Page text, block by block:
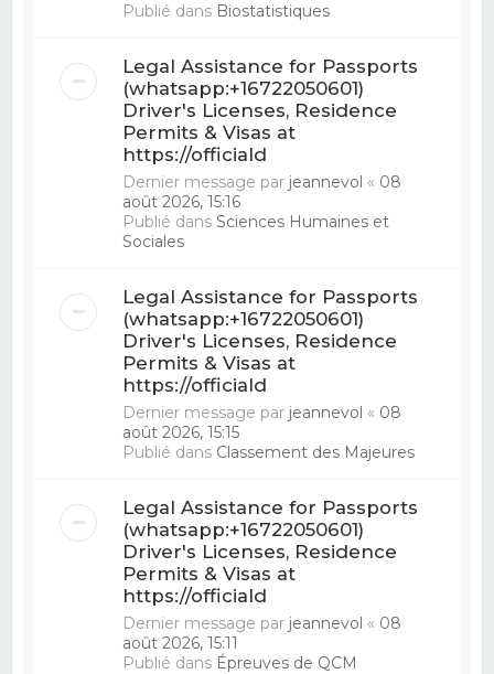
Publié dans Biostatistiques
Legal Assistance for Passports
(whatsapp:+16722050601)
Driver's Licenses, Residence
Permits & Visas at
https://officiald
Dernier message par jeannevol « 08
août 2026, 15:16
Publié dansSciences Humaines et
Sociales
Legal Assistance for Passports
(whatsapp:+16722050601)
Driver's Licenses, Residence
Permits & Visas at
https://officiald
Dernier message par jeannevol « 08
août 2026, 15:15
Publié dans Classement des Majeures
Legal Assistance for Passports
(whatsapp:+16722050601)
Driver's Licenses, Residence
Permits & Visas at
https://officiald
Dernier message par jeannevol « 08
août 2026, 15:11
Publié dans Épreuves de QCM